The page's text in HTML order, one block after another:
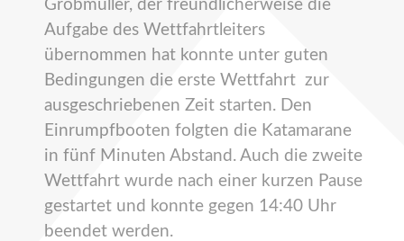
Gröbmüller, der freundlicherweise die
Aufgabe des Wettfahrtleiters
übernommen hat konnte unter guten
Bedingungen die erste Wettfahrt zur
ausgeschriebenen Zeit starten. Den
Einrumpfbooten folgten die Katamarane
in fünf Minuten Abstand. Auch die zweite
Wettfahrt wurde nach einer kurzen Pause
gestartet und konnte gegen 14:40 Uhr
beendet werden.